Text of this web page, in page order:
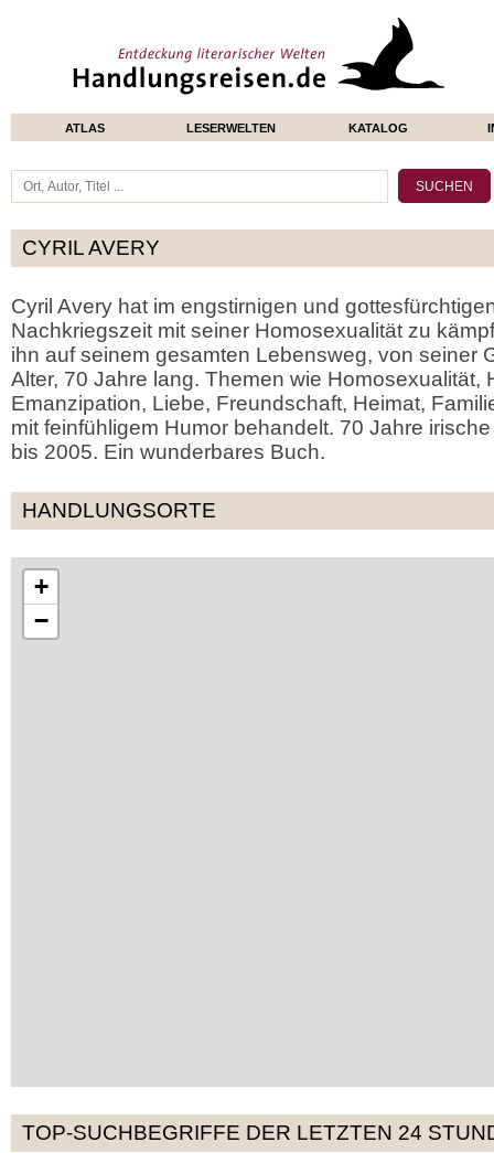
ATLAS LESERWELTEN KATALOG
CYRIL AVERY
Cyril Avery hat im engstirnigen und
Nachkriegszeit mit seiner Homosexualität zu
ihn auf seinem gesamten Lebensweg, von seiner
Alter, 70 Jahre lang. Themen wie Homosexualität,
Emanzipation, Liebe, Freundschaft, Heimat,
mit feinfühligem Humor behandelt. 70 Jahre
bis 2005. Ein wunderbares Buch.
HANDLUNGSORTE
+
−
TOP-SUCHBEGRIFFE DER LETZTEN 24